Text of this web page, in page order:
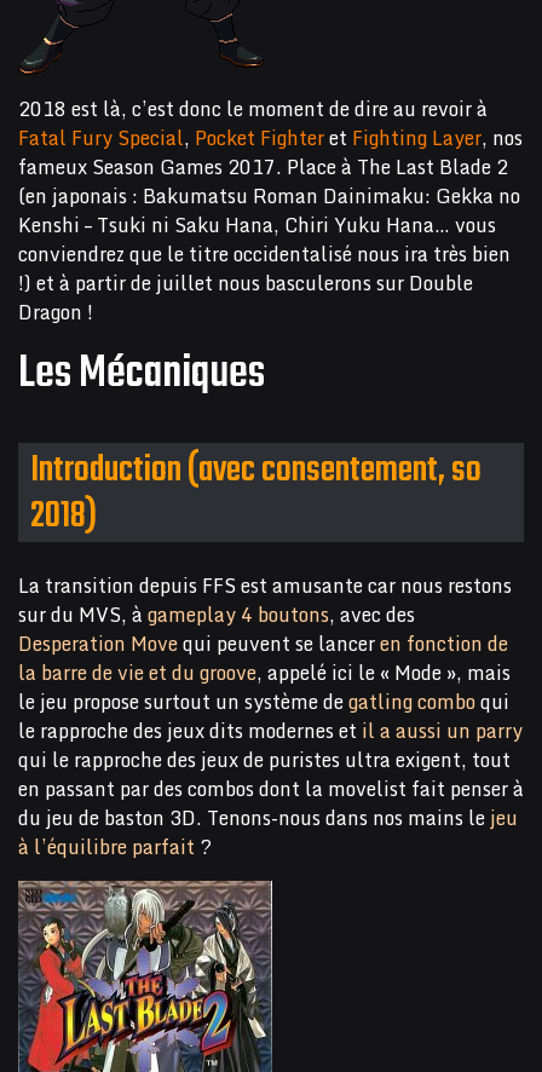
2018 est là, c’est donc le moment de dire au revoir à
Fatal Fury Special, Pocket Fighteret Fighting Layer, nos
fameux Season Games 2017. Place à The Last Blade 2
(en japonais : Bakumatsu Roman Dainimaku: Gekka no
Kenshi – Tsuki ni Saku Hana, Chiri Yuku Hana… vous
conviendrez que le titre occidentalisé nous ira très bien
!) et à partir de juillet nous basculerons sur Double
Dragon !
Les Mécaniques
Introduction (avec consentement, so
2018)
La transition depuis FFS est amusante car nous restons
sur du MVS, àgameplay 4 boutons, avec des
Desperation Movequi peuvent se lanceren fonction de
la barre de vie et du groove, appelé ici le « Mode », mais
le jeu propose surtout un système degatling comboqui
le rapproche des jeux dits modernes et il a aussi un parry
qui le rapproche des jeux de puristes ultra exigent, tout
en passant par des combos dont la movelist fait penser à
du jeu de baston 3D. Tenons-nous dans nos mains lejeu
à l’équilibre parfait ?